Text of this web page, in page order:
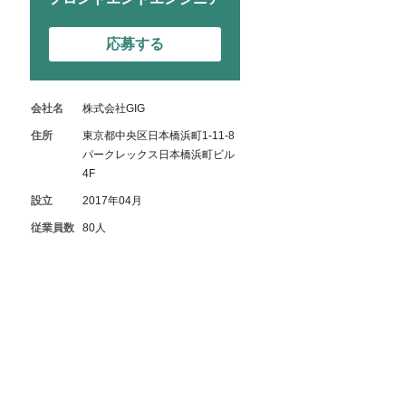
応募する
会社名 株式会社GIG
住所
東京都中央区日本橋浜町1-11-8
パークレックス日本橋浜町ビル
4F
設立 2017年04月
従業員数 80人